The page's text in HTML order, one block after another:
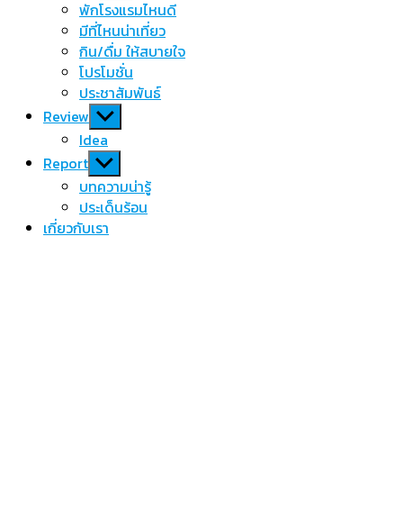
sub
menu
พักโรงแรมไหนดี
มีที่ไหนน่าเที่ยว
กิน/ดื่ม ให้สบายใจ
โปรโมชั่น
ประชาสัมพันธ์
Review Show
sub
menu
Idea
Report Show
sub
menu
บทความน่ารู้
ประเด็นร้อน
เกี่ยวกับเรา